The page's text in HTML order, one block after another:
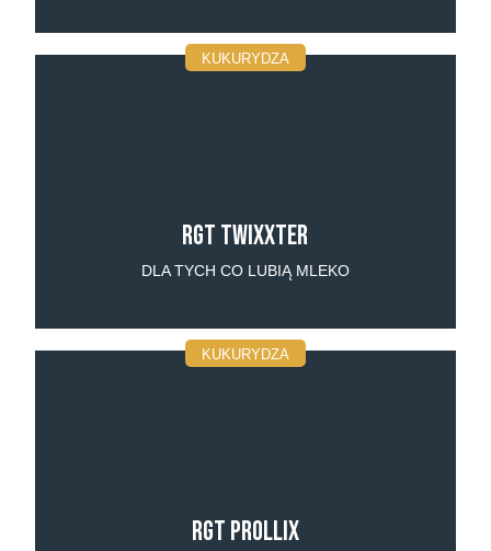
KUKURYDZA
RGT Twixxter
DLA TYCH CO LUBIĄ MLEKO
KUKURYDZA
RGT Prollix